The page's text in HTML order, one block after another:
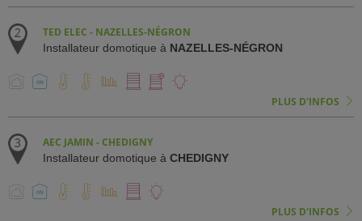
TED ELEC - NAZELLES-NÉGRON
Installateur domotique à NAZELLES-NÉGRON
PLUS D'INFOS
AEC JAMIN - CHEDIGNY
Installateur domotique à CHEDIGNY
PLUS D'INFOS